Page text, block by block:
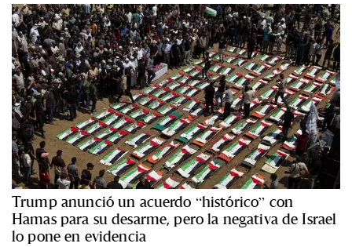
Trump anunció un acuerdo “histórico” con
Hamas para su desarme, pero la negativa de Israel
lo pone en evidencia